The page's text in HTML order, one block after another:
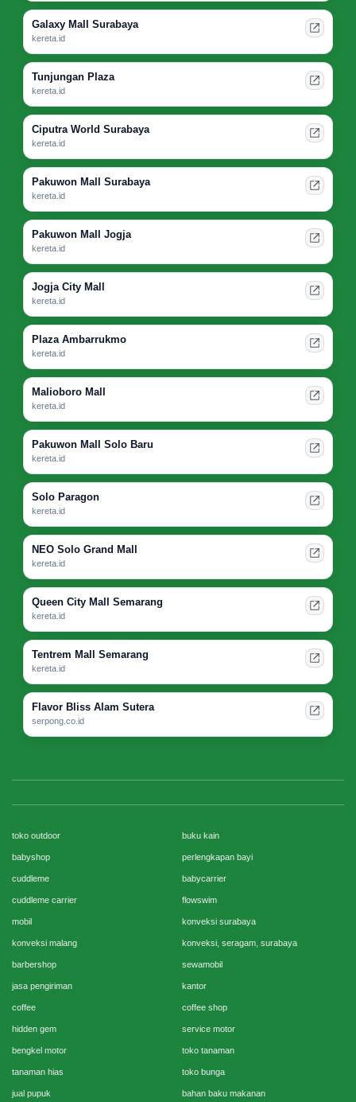
Galaxy Mall Surabaya
kereta.id
Tunjungan Plaza
kereta.id
Ciputra World Surabaya
kereta.id
Pakuwon Mall Surabaya
kereta.id
Pakuwon Mall Jogja
kereta.id
Jogja City Mall
kereta.id
Plaza Ambarrukmo
kereta.id
Malioboro Mall
kereta.id
Pakuwon Mall Solo Baru
kereta.id
Solo Paragon
kereta.id
NEO Solo Grand Mall
kereta.id
Queen City Mall Semarang
kereta.id
Tentrem Mall Semarang
kereta.id
Flavor Bliss Alam Sutera
serpong.co.id
toko outdoor buku kain
babyshop perlengkapan bayi
cuddleme babycarrier
cuddleme carrier flowswim
mobil konveksi surabaya
konveksi malang konveksi, seragam, surabaya
barbershop sewamobil
jasa pengiriman kantor
coffee coffee shop
hidden gem service motor
bengkel motor toko tanaman
tanaman hias toko bunga
jual pupuk bahan baku makanan